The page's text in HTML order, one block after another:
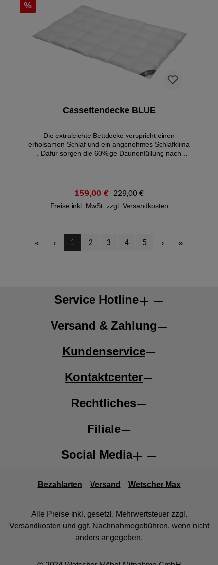
%
Cassettendecke BLUE
Die extraleichte Bettdecke verspricht einen
erholsamen Schlaf und ein angenehmes Schlafklima
. Dafür sorgen die 60%ige Daunenfüllung nach
hohen Schlafkomfort genießen. Ausgezeichnet mit
dem NOMITE-Siegel, eignet sich die
159,00 € 229,00 €
Preise inkl. MwSt. zzgl. Versandkosten
Seite
1
Seite
2
Seite
3
Seite
4
Seite
5
Service Hotline
Versand & Zahlung
Kundenservice
Kontaktcenter
Rechtliches
Filiale
Social Media
Bezahlarten Versand Wetscher Max
Alle Preise inkl. gesetzl. Mehrwertsteuer zzgl.
Versandkosten und ggf. Nachnahmegebühren, wenn nicht
anders angegeben.